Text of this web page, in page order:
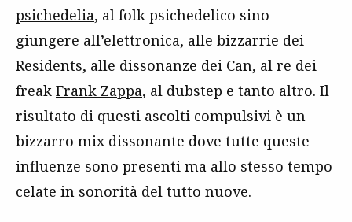
psichedelia, al folk psichedelico sino
giungere all’elettronica, alle bizzarrie dei
Residents, alle dissonanze dei Can, al re dei
freak Frank Zappa, al dubstep e tanto altro. Il
risultato di questi ascolti compulsivi è un
bizzarro mix dissonante dove tutte queste
influenze sono presenti ma allo stesso tempo
celate in sonorità del tutto nuove.